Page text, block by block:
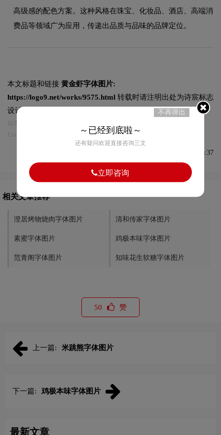
高级感的配色方案。这种风格在珠宝、化妆品、酒店、高端消
费品等领域广为应用，传递出品质与品味的品牌定位。
本文标题和链接 黄金虾字体图片:
https://logo9.net/works/9575.html 转载时请注明出处为诗宸标志
设计及本链接!
Email:75696531@qq.com，我们将第一时间安排删除。
发布于2022-08-13 08:56:37
相关文章推荐
澄居烤物烧肉字体图片 清和传家字体图片
素蜜字体图片 鸡极本味字体图片
范青阁字体图片 知味花生软糖字体图片
50 赞
上一篇: 米跳熊字体图片
下一篇: 鸡极本味字体图片
最新文章
不再弹出
～已经到底啦～
还有疑问欢迎直接咨询三文
立即咨询